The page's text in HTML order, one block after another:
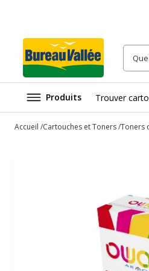
Produits Trouver
Accueil Cartouches et Toners Toners